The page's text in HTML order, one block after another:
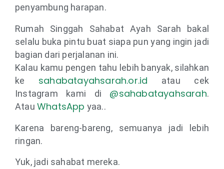
penyambung harapan.
Rumah Singgah Sahabat Ayah Sarah bakal
selalu buka pintu buat siapa pun yang ingin jadi
bagian dari perjalanan ini.
Kalau kamu pengen tahu lebih banyak, silahkan
ke sahabatayahsarah.or.id atau cek
Instagram kami di @sahabatayahsarah.
Atau WhatsApp yaa..
Karena bareng-bareng, semuanya jadi lebih
ringan.
Yuk, jadi sahabat mereka.